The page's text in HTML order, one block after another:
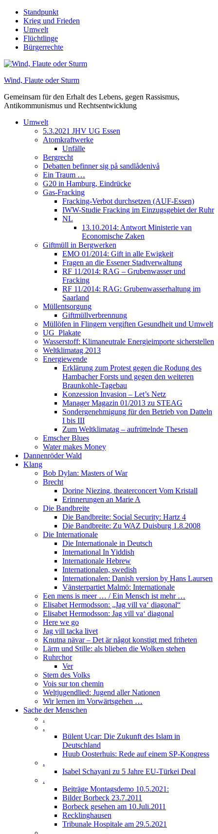
Skip
content
Standpunkt
Krieg und Frieden
Umwelt
Flüchtlinge
Bürgerrechte
Wind, Flaute oder Sturm
Gemeinsam für den Erhalt des Lebens, gegen Rassismus,
Antikommunismus und Rechtsentwicklung
Umwelt
5.3.2021 JHV UG Essen
Atomkraftwerke
Unfälle
Bergrecht
Debatten befinner sig på sandlådenivå
Ein Traum …
G20 in Hamburg, Eindrücke
Gas-Fracking
Fracking-Verbot durchsetzen (AUF-Essen)
IWW-Studie Fracking im Einzugsgebiet der Ruhr
NL
13.10.2014: Antwort Ministerie van
Economische Zaken
Giftmüll in Bergwerken
EMO 01/2014: Gift in alle Ewigkeit
Fragen an die Essener Stadtverwaltung
RF 11/2014: RAG – Grubenwasser und
Fracking
RF 11/2014: RAG: Grubenwasserhaltung im
Saarland
Müllentsorgung
Giftmüllverbrennung
Müllöfen in Flingern vergiften Gesundheit und Umwelt
UG_Plakate
Wasserstoff: Klimaneutrale Energieimporte sicherstellen
Weltklimatag 2013
Energiewende
Erklärung zum Protest gegen die Rodung des
Hambacher Forsts und gegen den weiteren
Braunkohle-Tagebau
Konzession Invasion – Let’s Netz
Manager Magazin 01/2013 zu STEAG
Sondergenehmigung für den Betrieb von Datteln
I bis III
Zum Weltklimatag – aufrüttelnde Thesen
Emscher Blues
Water makes Money
Dannenröder Wald
Klang
Bob Dylan: Masters of War
Brecht
Dorine Niezing, theaterconcert Vom Kristall
Erinnerungen an Marie A
Die Bandbreite
Die Bandbreite: Social Security: Hartz 4
Die Bandbreite: Zu WAZ Duisburg 1.8.2008
Die Internationale
Die Internationale in Deutsch
International In Yiddish
Internationale Hebrew
Internationalen, swedish
Internationalen: Danish version by Hans Laursen
Vänsterpartiet Malmö: Internationale
Een mens is meer … / Ein Mensch ist mehr …
Elisabet Hermodsson: „Jag vill va‘ diagonal“
Elisabet Hermodsson: Jag vill va‘ diagonal
Here we go
Jag vill tacka livet
Knutna nävar – Det är något konstigt med friheten
Lärm und Stille: als blieben die Wolken stehen
Ruhrchor
Ver
Stem des Volks
Vois sur ton chemin
Weltjugendlied: Jugend aller Nationen
Wir lernen im Vorwärtsgehen …
Sache der Menschen
.
.
Bülent Ucar: Die Zukunft des Islam in
Deutschland
Huub Oosterhuis: Rede auf einem SP-Kongress
.
Isabel Schayani zu 5 Jahre EU-Türkei Deal
.
Beiträge Montagsdemo 10.5.2021:
Bilder Borbeck 23.7.2011
Borbeck gesehen am 10.Juli.2011
Recklinghausen
Tribunale Hospitale am 29.5.2021